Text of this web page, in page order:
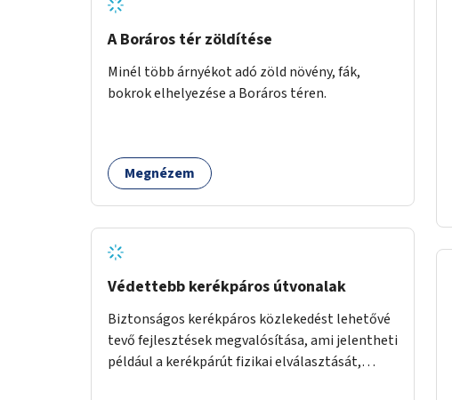
A Boráros tér zöldítése
Minél több árnyékot adó zöld növény, fák,
bokrok elhelyezése a Boráros téren.
Megnézem
Védettebb kerékpáros útvonalak
Biztonságos kerékpáros közlekedést lehetővé
tevő fejlesztések megvalósítása, ami jelentheti
például a kerékpárút fizikai elválasztását,